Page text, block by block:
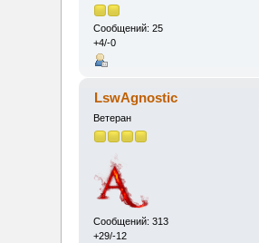
Сообщений: 25
+4/-0
LswAgnostic
Ветеран
Сообщений: 313
+29/-12